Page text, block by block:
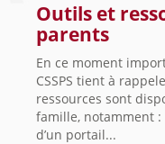
Outils et
parents
En ce moment
CSSPS tient à
ressources sont
famille, notamment :
d’un portail...